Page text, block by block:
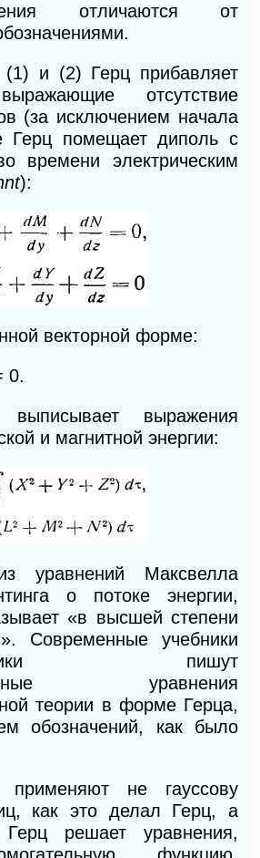
отличаются от
(1) и (2) Герц прибавляет
отсутствие
(за исключением начала
Герц помещает диполь с
времени электрическим
):
векторной форме:
0.
выражения
и магнитной энергии:
уравнений Максвелла
о потоке энергии,
«в высшей степени
Современные учебники
пишут
уравнения
теории в форме Герца,
обозначений, как было
не гауссову
как это делал Герц, а
Герц решает уравнения,